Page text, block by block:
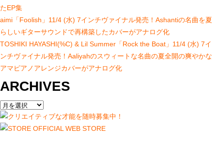
たEP集
aimi「Foolish」11/4 (水) 7インチヴァイナル発売！Ashantiの名曲を夏
らしいギターサウンドで再構築したカバーがアナログ化
TOSHIKI HAYASHI(%C) & Lil Summer「Rock the Boat」11/4 (水) 7イ
ンチヴァイナル発売！Aaliyahのスウィートな名曲の夏全開の爽やかな
アマピアノアレンジカバーがアナログ化
ARCHIVES